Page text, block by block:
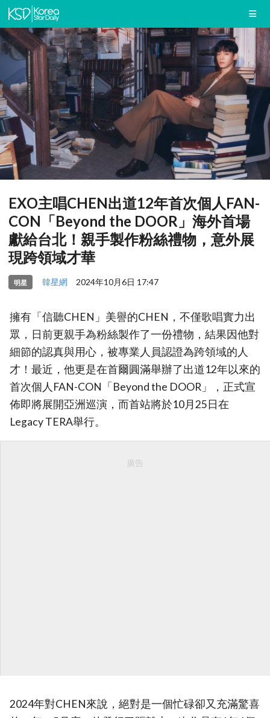
EXO主唱CHEN出道12年首次個人FAN-
CON「Beyond the DOOR」海外首場
獻給台北！親手製作粉絲禮物，意外展
現跨領域才華
明星 韓星網 2024年10月6日 17:47
擁有「信聽CHEN」美譽的CHEN，不僅歌唱實力出
眾，日前更親手為粉絲製作了一份禮物，結果因他對
細節的認真與用心，被專業人員認證為跨領域的人
才！最近，他更是在首爾圓滿舉辦了出道12年以來的
首次個人FAN-CON「Beyond the DOOR」，正式宣
佈即將展開亞洲巡演，而首站將於10月25日在
Legacy TERA舉行。
廣告
2024年對CHEN來說，絕對是一個忙碌卻又充滿驚喜